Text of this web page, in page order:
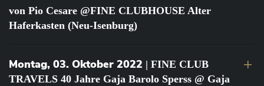
von Pio Cesare @FINE CLUBHOUSE Alter
Haferkasten (Neu-Isenburg)
Montag, 03. Oktober 2022 | FINE CLUB
TRAVELS 40 Jahre Gaja Barolo Sperss @ Gaja